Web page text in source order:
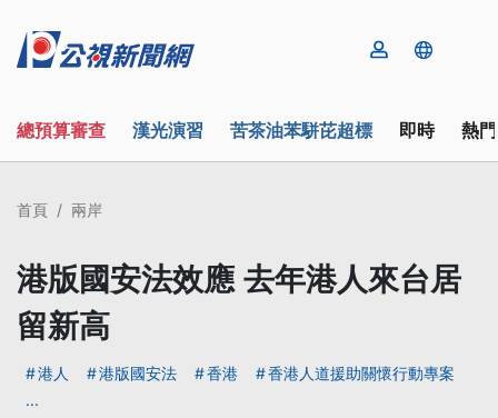
總預算審查 漢光演習 苦茶油苯駢芘超標 即時 熱
首頁 兩岸
港版國安法效應 去年港人來台居
留新高
港人 港版國安法 香港
香港人道援助關懷行動專案
...